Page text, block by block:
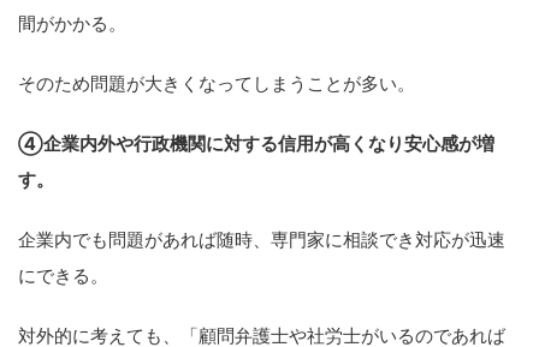
間がかかる。
そのため問題が大きくなってしまうことが多い。
④企業内外や行政機関に対する信用が高くなり安心感が増
す。
企業内でも問題があれば随時、専門家に相談でき対応が迅速
にできる。
対外的に考えても、「顧問弁護士や社労士がいるのであれば